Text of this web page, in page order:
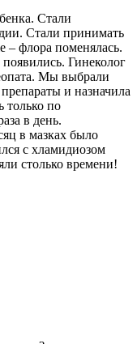
Стали
Стали принимать
– флора поменялась.
Гинеколог
Мы выбрали
и назначила
только по
в день.
в мазках было
с хламидиозом
столько времени!